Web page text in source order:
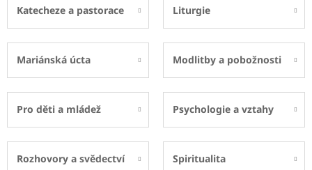
Katecheze a pastorace Liturgie
Mariánská úcta Modlitby a pobožnosti
Pro děti a mládež Psychologie a vztahy
Rozhovory a svědectví Spiritualita